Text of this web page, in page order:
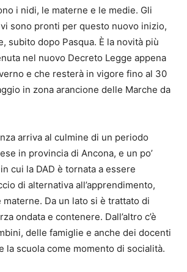
i nidi, le materne e le medie. Gli
sono pronti per questo nuovo inizio,
subito dopo Pasqua. È la novità più
nel nuovo Decreto Legge appena
e che resterà in vigore fino al 30
in zona arancione delle Marche da
arriva al culmine di un periodo
in provincia di Ancona, e un po’
cui la DAD è tornata a essere
di alternativa all’apprendimento,
Da un lato si è trattato di
ondata e contenere. Dall’altro c’è
delle famiglie e anche dei docenti
la scuola come momento di socialità.